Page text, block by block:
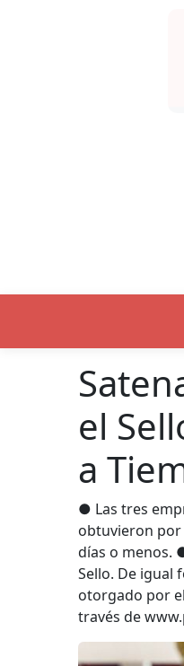
el
a
● Las tres
obtuvieron por
días o menos.
Sello. De igual
otorgado por
través de